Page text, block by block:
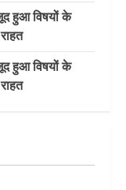
हुआ विषयों के
हुआ विषयों के